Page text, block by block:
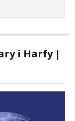
i Harfy |